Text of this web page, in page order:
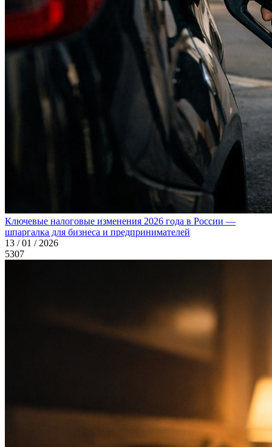
Ключевые налоговые изменения 2026 года в России —
шпаргалка для бизнеса и предпринимателей
13 / 01 / 2026
5307